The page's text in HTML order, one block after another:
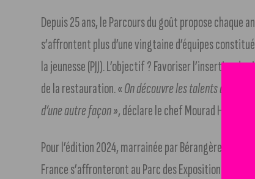
Depuis 25 ans, le Parcours du goût propose chaque
s’affrontent plus d’une vingtaine d’équipes
la jeunesse (PJJ). L’objectif ? Favoriser l’insertion
de la restauration. «On découvre les talents à la
d’une autre façon », déclare le chef Mourad
Pour l’édition 2024, marrainée par Bérangère
France s’affronteront au Parc des Expositions de